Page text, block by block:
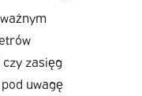
zasięg
uwagę